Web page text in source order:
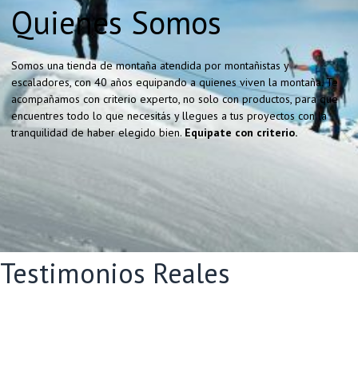
Quienes Somos
Somos una tienda de montaña atendida por montañistas y
escaladores, con 40 años equipando a quienes viven la montaña. Te
acompañamos con criterio experto, no solo con productos, para que
encuentres todo lo que necesitás y llegues a tus proyectos con la
tranquilidad de haber elegido bien. Equipate con criterio.
Testimonios Reales